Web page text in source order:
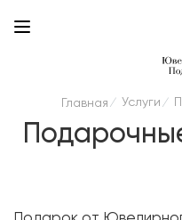
Главная / Услуги /